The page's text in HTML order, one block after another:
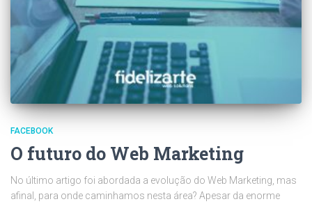
FACEBOOK
O futuro do Web Marketing
No último artigo foi abordada a evolução do Web Marketing, mas
afinal, para onde caminhamos nesta área? Apesar da enorme